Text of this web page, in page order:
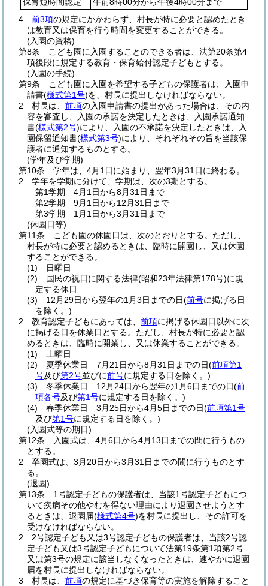
4
前3項の規定にかかわらず、村長が特に必要と認めたとき
は教育又は保育を行う時間を変更することができる。
(入園の資格)
第8条
こども園に入園することのできる者は、法第20条第4
項後段に規定する教育・保育給付認定子どもとする。
(入園の手続)
第9条
こども園に入園を希望する子どもの保護者は、入園申
請書(様式第1号)を、村長に提出しなければならない。
2
村長は、 前項の入園申請書の提出があった場合は、その内
容を審査し、入園の承諾を決定したときは、入園承諾通知
書(様式第2号)により、入園の不承諾を決定したときは、入
園保留通知書(様式第3号)により、それぞれその旨を当該保
護者に通知するものとする。
(学年及び学期)
第10条
学年は、4月1日に始まり、翌年3月31日に終わる。
2
学年を学期に分けて、学期は、次の3期とする。
第1学期 4月1日から8月31日まで
第2学期 9月1日から12月31日まで
第3学期 1月1日から3月31日まで
(休園日等)
第11条
こども園の休園日は、次のとおりとする。 ただし、
村長が特に必要と認めるときは、臨時に開園し、又は休園
することができる。
(1)
日曜日
(2)
国民の祝日に関する法律(昭和23年法律第178号)に規
定する休日
(3)
12月29日から翌年の1月3日までの日(前号に掲げる日
を除く。)
2
教育認定子どもにあっては、 前項に掲げる休園日以外に次
に掲げる日を休業日とする。 ただし、村長が特に必要と認
めるときは、臨時に開業し、又は休業することができる。
(1)
土曜日
(2)
夏季休業日 7月21日から8月31日までの日(前項第1
号及び第2号並びに前号に規定する日を除く。)
(3)
冬季休業日 12月24日から翌年の1月6日までの日(前
項各号及び第1号に規定する日を除く。)
(4)
春季休業日 3月25日から4月5日までの日(前項第1号
及び第1号に規定する日を除く。)
(入園式等の期日)
第12条
入園式は、4月6日から4月13日までの間に行うもの
とする。
2
卒園式は、3月20日から3月31日までの間に行うものとす
る。
(退園)
第13条
1号認定子どもの保護者は、当該1号認定子どもにつ
いて疾病その他やむを得ない理由により退園させようとす
るときは、退園届(様式第4号)を村長に提出し、その許可を
受けなければならない。
2
2号認定子ども又は3号認定子どもの保護者は、当該2号認
定子ども又は3号認定子どもについて法第19条第1項第2号
又は第3号の規定に該当しなくなったときは、速やかに退園
届を村長に提出しなければならない。
3
村長は、 前項の規定に基づき保育等の実施を解除すること